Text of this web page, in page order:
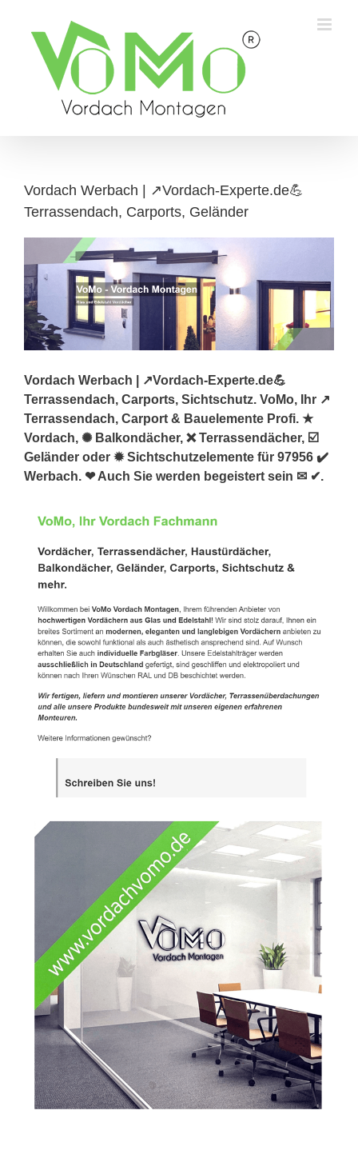
content
Vordach Werbach | ↗️Vordach-Experte.de💪
Terrassendach, Carports, Geländer
Vordach Werbach | ↗️Vordach-Experte.de💪
Terrassendach, Carports, Sichtschutz. VoMo, Ihr ↗️
Terrassendach, Carport & Bauelemente Profi. ★
Vordach, ✺ Balkondächer, ❌ Terrassendächer, ☑️
Geländer oder ✹ Sichtschutzelemente für 97956 ✔️
Werbach. ❤ Auch Sie werden begeistert sein ✉ ✔.